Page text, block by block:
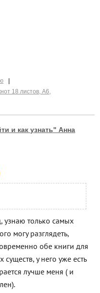
18 листов, А6,
и как узнать" Анна
узнаю только самых
могу разглядеть,
обе книги для
у него уже есть
лучше меня ( и